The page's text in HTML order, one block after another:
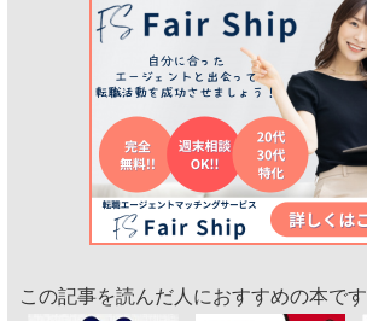
この記事を読んだ人におすすめの本です